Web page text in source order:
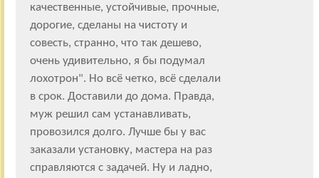
качественные, устойчивые, прочные,
дорогие, сделаны на чистоту и
совесть, странно, что так дешево,
очень удивительно, я бы подумал
лохотрон". Но всё четко, всё сделали
в срок. Доставили до дома. Правда,
муж решил сам устанавливать,
провозился долго. Лучше бы у вас
заказали установку, мастера на раз
справляются с задачей. Ну и ладно,